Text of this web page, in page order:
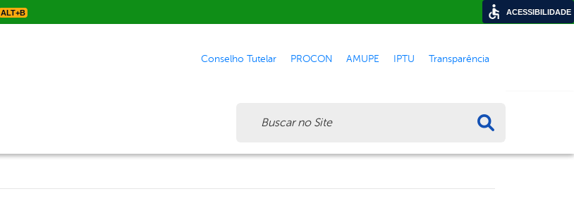
ALT+B
Conselho Tutelar PROCON AMUPE IPTU Transparência
ACESSIBILIDADE